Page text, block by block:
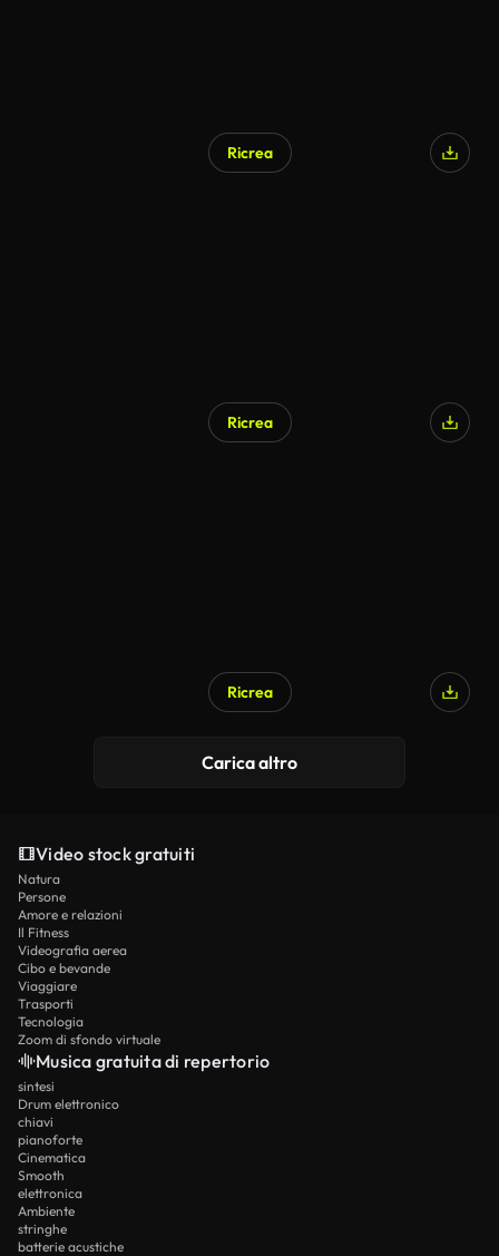
Ricrea
Ricrea
Ricrea
Carica altro
Video stock gratuiti
Natura
Persone
Amore e relazioni
Il Fitness
Videografia aerea
Cibo e bevande
Viaggiare
Trasporti
Tecnologia
Zoom di sfondo virtuale
Musica gratuita di repertorio
sintesi
Drum elettronico
chiavi
pianoforte
Cinematica
Smooth
elettronica
Ambiente
stringhe
batterie acustiche